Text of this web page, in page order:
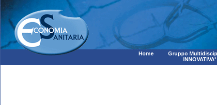
Home
Gruppo
INNOVATIVA'